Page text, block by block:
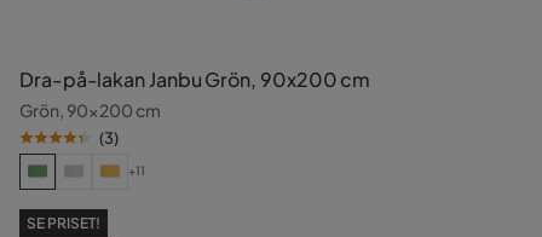
Dra-på-lakan Janbu Grön, 90x200 cm
Grön, 90x200 cm
(3)
+11
SE PRISET!